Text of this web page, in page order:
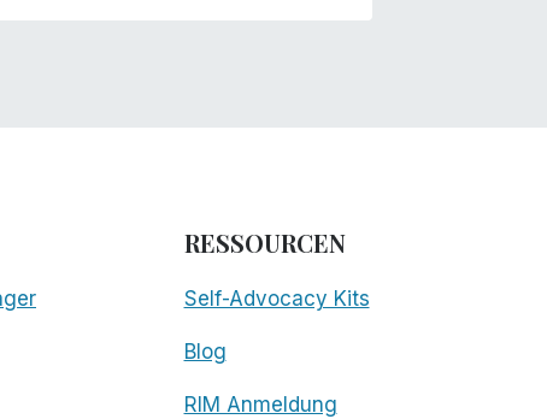
RESSOURCEN
Self-Advocacy Kits
Blog
RIM Anmeldung